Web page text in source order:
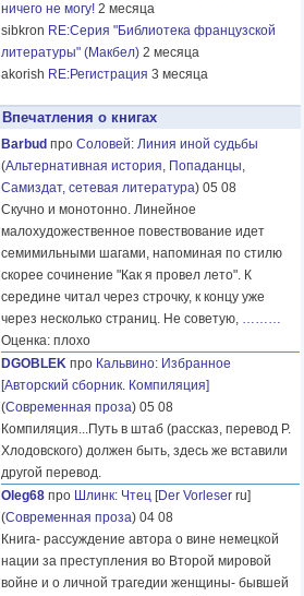
ничего не могу! 2 месяца
sibkron RE:Серия "Библиотека французской
литературы" (Макбел) 2 месяца
akorish RE:Регистрация 3 месяца
Впечатления о книгах
Barbud про Соловей: Линия иной судьбы
(Альтернативная история, Попаданцы,
Самиздат, сетевая литература) 05 08
Скучно и монотонно. Линейное
малохудожественное повествование идет
семимильными шагами, напоминая по стилю
скорее сочинение "Как я провел лето". К
середине читал через строчку, к концу уже
через несколько страниц. Не советую, ………
Оценка: плохо
DGOBLEK про Кальвино: Избранное
[Авторский сборник. Компиляция]
(Современная проза) 05 08
Компиляция...Путь в штаб (рассказ, перевод Р.
Хлодовского) должен быть, здесь же вставили
другой перевод.
Oleg68 про Шлинк: Чтец [Der Vorleser ru]
(Современная проза) 04 08
Книга- рассуждение автора о вине немецкой
нации за преступления во Второй мировой
войне и о личной трагедии женщины- бывшей